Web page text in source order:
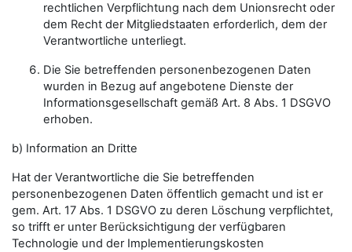
rechtlichen Verpflichtung nach dem Unionsrecht oder
dem Recht der Mitgliedstaaten erforderlich, dem der
Verantwortliche unterliegt.
Die Sie betreffenden personenbezogenen Daten
wurden in Bezug auf angebotene Dienste der
Informationsgesellschaft gemäß Art. 8 Abs. 1 DSGVO
erhoben.
b) Information an Dritte
Hat der Verantwortliche die Sie betreffenden
personenbezogenen Daten öffentlich gemacht und ist er
gem. Art. 17 Abs. 1 DSGVO zu deren Löschung verpflichtet,
so trifft er unter Berücksichtigung der verfügbaren
Technologie und der Implementierungskosten